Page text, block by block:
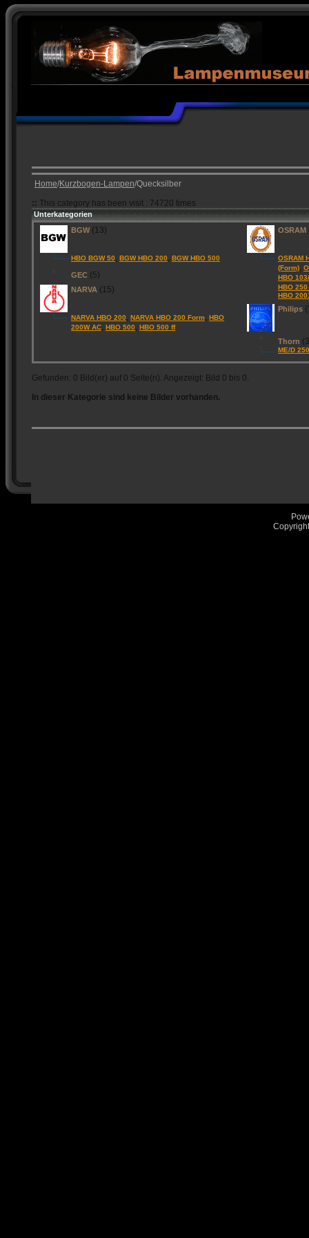
Home/Kurzbogen-Lampen/Quecksilber
:: This category has been visit : 74720 times
Unterkategorien
BGW(13)
HBO BGW 50, BGW HBO 200, BGW HBO 500
GEC (5)
NARVA (15)
NARVA HBO 200, NARVA HBO 200 Form, HBO
200W AC, HBO 500, HBO 500 ff
OSRAM
OSRAM
(Form),
HBO
HBO 250
HBO
Philips
Thorn
ME/D
Gefunden: 0 Bild(er) auf 0 Seite(n). Angezeigt: Bild 0 bis 0.
In dieser Kategorie sind keine Bilder vorhanden.